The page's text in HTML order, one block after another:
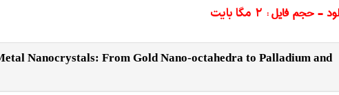
- حجم فایل : 2 مگا بایت
Nanocrystals: From Gold Nano-octahedra to Palladium and